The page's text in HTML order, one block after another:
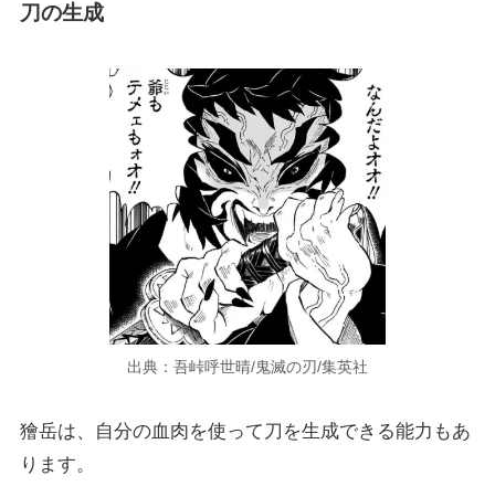
刀の生成
出典：吾峠呼世晴/鬼滅の刃/集英社
獪岳は、自分の血肉を使って刀を生成できる能力もあ
ります。